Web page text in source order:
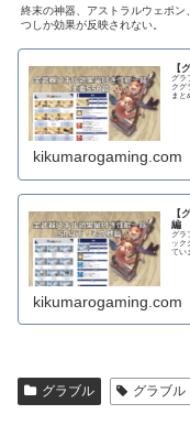
終末の神器、アストラルウェポ
つしか効果が反映されない。
【
グラ
クグ
まと
kikumarogaming.com
【
編
グラ
ック
てい
kikumarogaming.com
グラブル グラブル